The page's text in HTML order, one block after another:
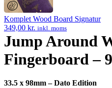
Komplet Wood Board Signatur
349,00 kr. inkl. moms
Jump Around
Fingerboard –
33.5 x 98mm – Dato Edition